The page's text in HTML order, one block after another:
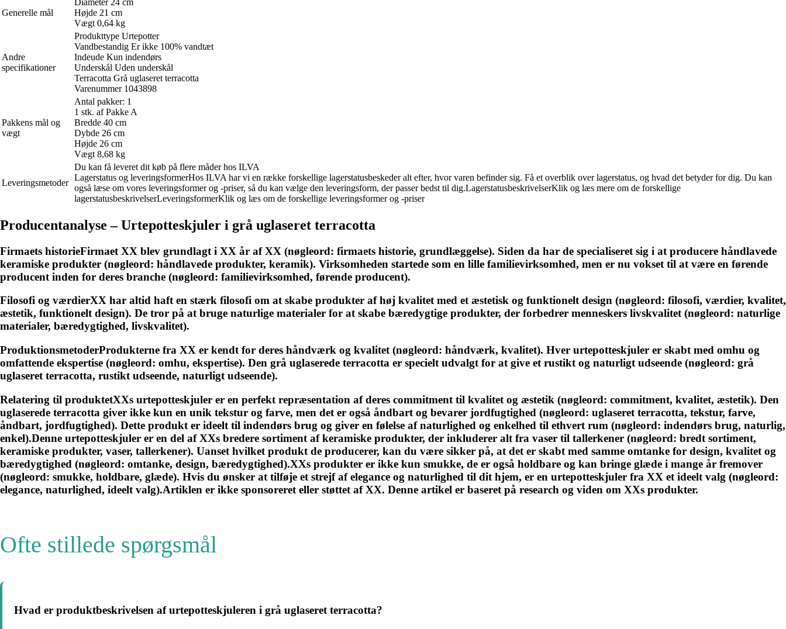
Generelle mål
Diameter 24 cm
Højde 21 cm
Vægt 0,64 kg
Andre
specifikationer
Produkttype Urtepotter
Vandbestandig Er ikke 100% vandtæt
Indeude Kun indendørs
Underskål Uden underskål
Terracotta Grå uglaseret terracotta
Varenummer 1043898
Pakkens mål og
vægt
Antal pakker: 1
1 stk. af Pakke A
Bredde 40 cm
Dybde 26 cm
Højde 26 cm
Vægt 8,68 kg
Leveringsmetoder
Du kan få leveret dit køb på flere måder hos ILVA
Lagerstatus og leveringsformerHos ILVA har vi en række forskellige lagerstatusbeskeder alt efter, hvor varen befinder sig. Få et overblik over lagerstatus, og hvad det betyder for dig. Du kan
også læse om vores leveringsformer og -priser, så du kan vælge den leveringsform, der passer bedst til dig.LagerstatusbeskrivelserKlik og læs mere om de forskellige
lagerstatusbeskrivelserLeveringsformerKlik og læs om de forskellige leveringsformer og -priser
Producentanalyse – Urtepotteskjuler i grå uglaseret terracotta
Firmaets historieFirmaet XX blev grundlagt i XX år af XX (nøgleord: firmaets historie, grundlæggelse). Siden da har de specialiseret sig i at producere håndlavede
keramiske produkter (nøgleord: håndlavede produkter, keramik). Virksomheden startede som en lille familievirksomhed, men er nu vokset til at være en førende
producent inden for deres branche (nøgleord: familievirksomhed, førende producent).
Filosofi og værdierXX har altid haft en stærk filosofi om at skabe produkter af høj kvalitet med et æstetisk og funktionelt design (nøgleord: filosofi, værdier, kvalitet,
æstetik, funktionelt design). De tror på at bruge naturlige materialer for at skabe bæredygtige produkter, der forbedrer menneskers livskvalitet (nøgleord: naturlige
materialer, bæredygtighed, livskvalitet).
ProduktionsmetoderProdukterne fra XX er kendt for deres håndværk og kvalitet (nøgleord: håndværk, kvalitet). Hver urtepotteskjuler er skabt med omhu og
omfattende ekspertise (nøgleord: omhu, ekspertise). Den grå uglaserede terracotta er specielt udvalgt for at give et rustikt og naturligt udseende (nøgleord: grå
uglaseret terracotta, rustikt udseende, naturligt udseende).
Relatering til produktetXXs urtepotteskjuler er en perfekt repræsentation af deres commitment til kvalitet og æstetik (nøgleord: commitment, kvalitet, æstetik). Den
uglaserede terracotta giver ikke kun en unik tekstur og farve, men det er også åndbart og bevarer jordfugtighed (nøgleord: uglaseret terracotta, tekstur, farve,
åndbart, jordfugtighed). Dette produkt er ideelt til indendørs brug og giver en følelse af naturlighed og enkelhed til ethvert rum (nøgleord: indendørs brug, naturlig,
enkel).Denne urtepotteskjuler er en del af XXs bredere sortiment af keramiske produkter, der inkluderer alt fra vaser til tallerkener (nøgleord: bredt sortiment,
keramiske produkter, vaser, tallerkener). Uanset hvilket produkt de producerer, kan du være sikker på, at det er skabt med samme omtanke for design, kvalitet og
bæredygtighed (nøgleord: omtanke, design, bæredygtighed).XXs produkter er ikke kun smukke, de er også holdbare og kan bringe glæde i mange år fremover
(nøgleord: smukke, holdbare, glæde). Hvis du ønsker at tilføje et strejf af elegance og naturlighed til dit hjem, er en urtepotteskjuler fra XX et ideelt valg (nøgleord:
elegance, naturlighed, ideelt valg).Artiklen er ikke sponsoreret eller støttet af XX. Denne artikel er baseret på research og viden om XXs produkter.
Ofte stillede spørgsmål
Hvad er produktbeskrivelsen af urtepotteskjuleren i grå uglaseret terracotta?